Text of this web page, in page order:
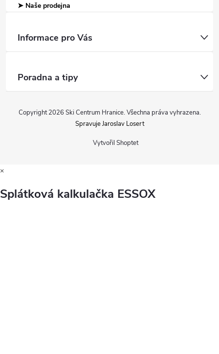
➤ Naše prodejna
Informace pro Vás
Poradna a tipy
Vytvořil Shoptet
Copyright 2026 Ski Centrum Hranice. Všechna práva vyhrazena.
Spravuje Jaroslav Losert
×
Splátková kalkulačka ESSOX